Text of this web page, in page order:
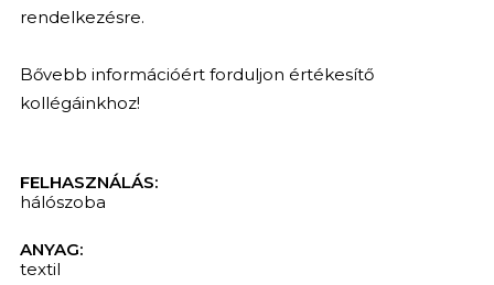
rendelkezésre.
Bővebb információért forduljon értékesítő
kollégáinkhoz!
FELHASZNÁLÁS:
hálószoba
ANYAG:
textil